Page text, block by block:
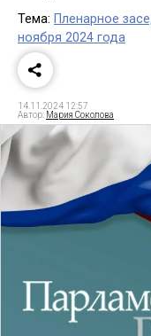
Тема: Пленарное
ноября 2024 года
14.11.2024 12:57
Автор: Мария Соколова